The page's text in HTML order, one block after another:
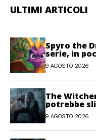
ULTIMI ARTICOLI
Spyro the
serie, in
9 AGOSTO 2026
The
potrebbe
9 AGOSTO 2026